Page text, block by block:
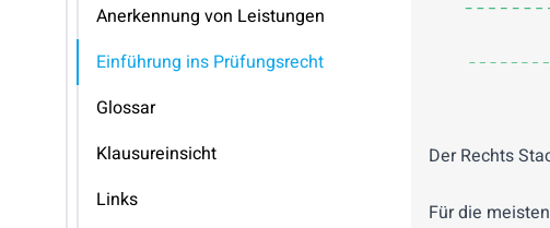
Anerkennung von Leistungen
Einführung ins Prüfungsrecht
Glossar
Klausureinsicht
Links
Der Rechts
Für die